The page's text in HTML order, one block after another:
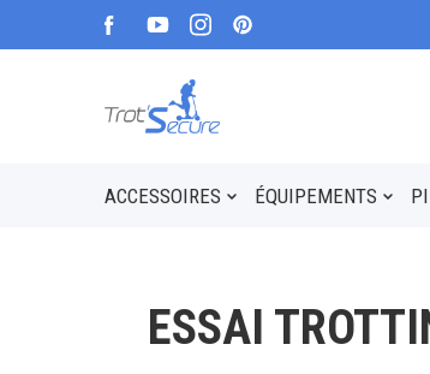
ACCESSOIRES ÉQUIPEMENTS
ESSAI